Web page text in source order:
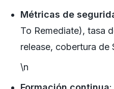
Métricas de
To Remediate), tasa
release, cobertura de
\n